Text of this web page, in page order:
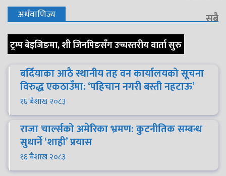
अर्थवाणिज्य सबै
ट्रम्प बेइजिङमा, शी जिनपिङसँग उच्चस्तरीय वार्ता सुरु
बर्दियाका आठै स्थानीय तह वन कार्यालयको सूचना
विरुद्ध एकठाउँमा: ‘पहिचान नगरी बस्ती नहटाऊ’
१६ बैशाख २०८३
राजा चार्ल्सको अमेरिका भ्रमण: कुटनीतिक सम्बन्ध
सुधार्ने ‘शाही’ प्रयास
१६ बैशाख २०८३